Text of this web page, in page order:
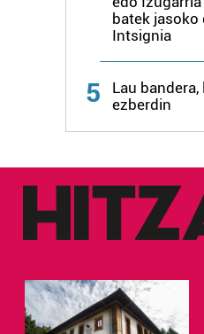
batek jasoko
Intsignia
5
Lau bandera,
ezberdin